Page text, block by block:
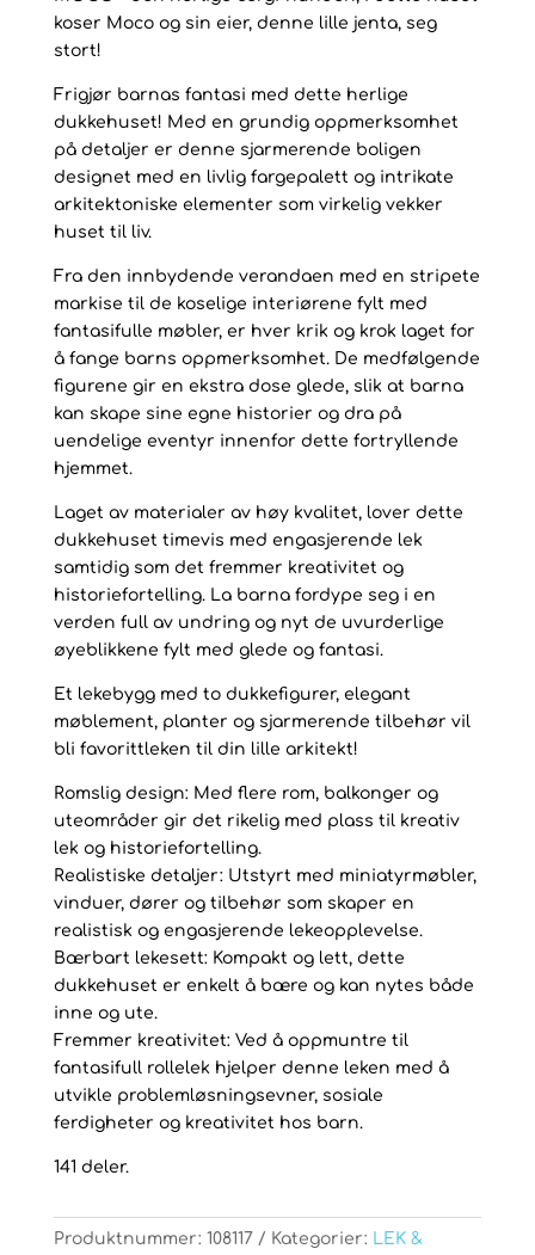
koser Moco og sin eier, denne lille jenta, seg
stort!
Frigjør barnas fantasi med dette herlige
dukkehuset! Med en grundig oppmerksomhet
på detaljer er denne sjarmerende boligen
designet med en livlig fargepalett og intrikate
arkitektoniske elementer som virkelig vekker
huset til liv.
Fra den innbydende verandaen med en stripete
markise til de koselige interiørene fylt med
fantasifulle møbler, er hver krik og krok laget for
å fange barns oppmerksomhet. De medfølgende
figurene gir en ekstra dose glede, slik at barna
kan skape sine egne historier og dra på
uendelige eventyr innenfor dette fortryllende
hjemmet.
Laget av materialer av høy kvalitet, lover dette
dukkehuset timevis med engasjerende lek
samtidig som det fremmer kreativitet og
historiefortelling. La barna fordype seg i en
verden full av undring og nyt de uvurderlige
øyeblikkene fylt med glede og fantasi.
Et lekebygg med to dukkefigurer, elegant
møblement, planter og sjarmerende tilbehør vil
bli favorittleken til din lille arkitekt!
Romslig design: Med flere rom, balkonger og
uteområder gir det rikelig med plass til kreativ
lek og historiefortelling.
Realistiske detaljer: Utstyrt med miniatyrmøbler,
vinduer, dører og tilbehør som skaper en
realistisk og engasjerende lekeopplevelse.
Bærbart lekesett: Kompakt og lett, dette
dukkehuset er enkelt å bære og kan nytes både
inne og ute.
Fremmer kreativitet: Ved å oppmuntre til
fantasifull rollelek hjelper denne leken med å
utvikle problemløsningsevner, sosiale
ferdigheter og kreativitet hos barn.
141 deler.
Produktnummer: 108117 Kategorier: LEK &